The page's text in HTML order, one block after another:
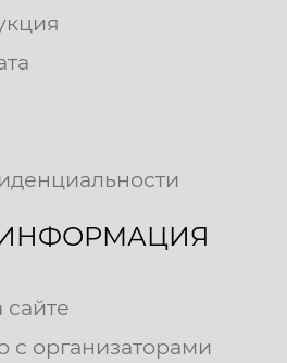
сайте
с организаторами